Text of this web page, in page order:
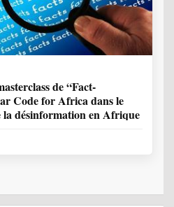
de “Fact-
Code for Africa dans le
désinformation en Afrique